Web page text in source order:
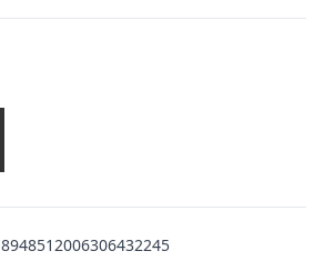
8948512006306432245